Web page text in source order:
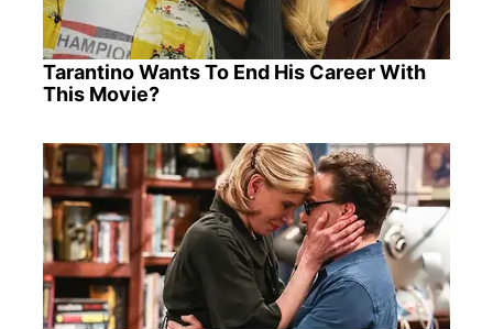
Tarantino Wants To End His Career With
This Movie?